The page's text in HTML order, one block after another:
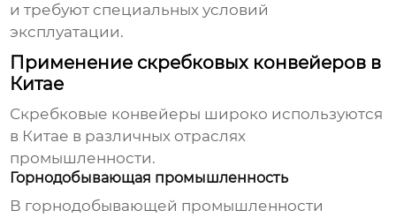
и требуют специальных условий
эксплуатации.
Применение скребковых конвейеров в
Китае
Скребковые конвейеры широко используются
в Китае в различных отраслях
промышленности.
Горнодобывающая промышленность
В горнодобывающей промышленности